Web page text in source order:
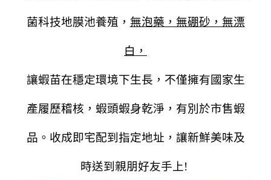
菌科技地膜池養殖， 無泡藥，無硼砂，無漂
白，
讓蝦苗在穩定環境下生長，不僅擁有國家生
產履歷稽核，蝦頭蝦身乾淨，有別於市售蝦
品。收成即宅配到指定地址，讓新鮮美味及
時送到親朋好友手上!